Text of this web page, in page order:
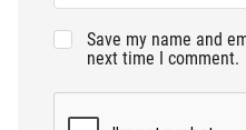
Save my name and
next time I comment.